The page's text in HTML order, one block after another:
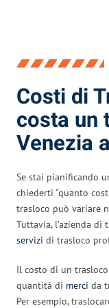
Costi di
costa un
Venezia
Se stai pianificando
chiederti “quanto
trasloco può variare
Tuttavia, l’azienda di
servizi di trasloco
Il costo di un
quantità di merci da
Per esempio,